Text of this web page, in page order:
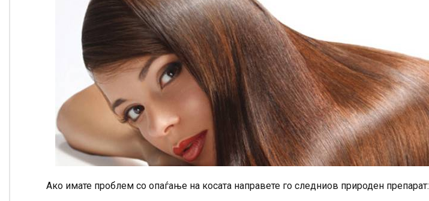
Ако имате проблем со опаѓање на косата направете го следниов природен препарат: